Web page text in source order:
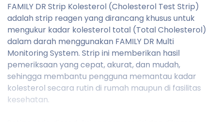
FAMILY DR Strip Kolesterol (Cholesterol Test Strip)
adalah strip reagen yang dirancang khusus untuk
mengukur kadar kolesterol total (Total Cholesterol)
dalam darah menggunakan FAMILY DR Multi
Monitoring System. Strip ini memberikan hasil
pemeriksaan yang cepat, akurat, dan mudah,
sehingga membantu pengguna memantau kadar
kolesterol secara rutin di rumah maupun di fasilitas
kesehatan.